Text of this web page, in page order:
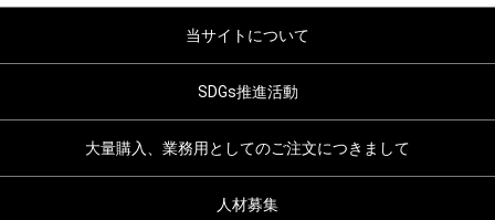
当サイトについて
SDGs推進活動
大量購入、業務用としてのご注文につきまして
人材募集